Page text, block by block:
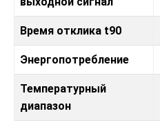
Время отклика t90
Энергопотребление
Температурный
диапазон